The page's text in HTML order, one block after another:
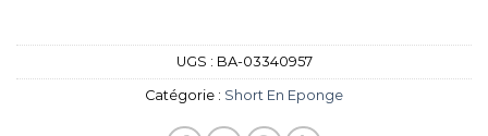
UGS : BA-03340957
Catégorie : Short En Eponge